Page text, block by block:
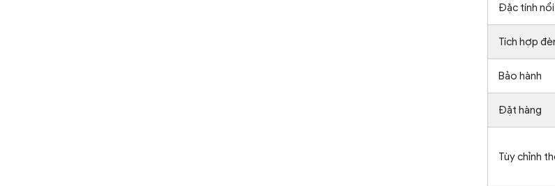
Đặc tính
Tích hợp
Bảo hành
Đặt hàng
Tùy chỉnh